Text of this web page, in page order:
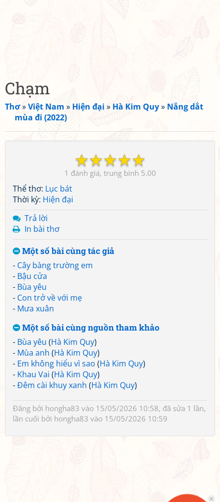
Chạm
Thơ»Việt Nam » Hiện đại » Hà Kim Quy» Nắng dắt
mùa đi (2022)
☆
☆
☆
☆
☆
1 5.00
Thể thơ: Lục bát
Thời kỳ: Hiện đại
Trả lời
In bài thơ
Một số bài cùng tác giả
- Cây bàng trường em
- Bậu cửa
- Bùa yêu
- Con trở về với mẹ
- Mưa xuân
Một số bài cùng nguồn tham khảo
- Bùa yêu (Hà Kim Quy)
- Mùa anh (Hà Kim Quy)
- Em không hiểu vì sao (Hà Kim Quy)
- Khau Vai (Hà Kim Quy)
-Đêm cài khuy xanh (Hà Kim Quy)
Đăng bởi hongha83 vào 15/05/2026 10:58, đã sửa 1 lần,
lần cuối bởi hongha83 vào 15/05/2026 10:59